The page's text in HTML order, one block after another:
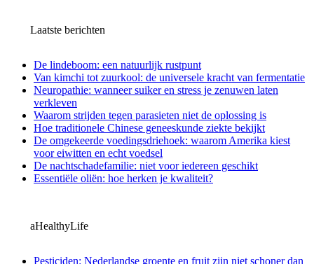
Laatste berichten
De lindeboom: een natuurlijk rustpunt
Van kimchi tot zuurkool: de universele kracht van fermentatie
Neuropathie: wanneer suiker en stress je zenuwen laten
verkleven
Waarom strijden tegen parasieten niet de oplossing is
Hoe traditionele Chinese geneeskunde ziekte bekijkt
De omgekeerde voedingsdriehoek: waarom Amerika kiest
voor eiwitten en echt voedsel
De nachtschadefamilie: niet voor iedereen geschikt
Essentiële oliën: hoe herken je kwaliteit?
aHealthyLife
Pesticiden: Nederlandse groente en fruit zijn niet schoner dan